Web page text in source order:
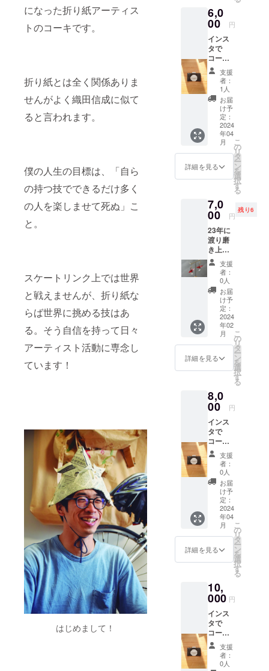
になった折り紙アーティス
トのコーキです。
折り紙とは全く関係ありま
せんがよく織田信成に似て
ると言われます。
僕の人生の目標は、「自ら
の持つ技でできるだけ多く
の人を楽しませて死ぬ」こ
と。
スケートリンク上では世界
と戦えませんが、折り紙な
らば世界に挑める技はあ
る。そう自信を持って日々
アーティスト活動に専念し
ています！
はじめまして！
す。 色
は赤、
ピン
ク、黄
色、薄
黄色、
緑、薄
緑、
青、水
色と、8
種類ご
用意し
ていま
す。備
考欄に
ご希望
の色を
い。折
り鶴の
3cm 金
具を含
めた高
さは約
5cm。
教室！
(交通費
は
別！！)
オンラ
インで
の開催
はzoom
を使用
します
ので、
zoomを
使用し
たこと
が無い
方は、
以下の
から
zoomの
動作環
境の確
認をお
願い致
しま
す。
https://
support
.zoom.u
s/hc/ja/
articles
/201362
023-
Zoom-
%E3%8
%E3%8
2%B7%
E3%82
%B9%
%86%E
3%83%
A0%E8
%A6%8
1%E4%
BB%B6
-
Window
macOS
-Linux
もし対
希望の
方は、
を宜し
くお願
いしま
す。 オ
ンライ
ン、対
面開催
は両方
とも時
6,0
00 円
インス
タで
コーキ
のスポ
ンサー
権 1か
月プラ
ン 僕の
インス
タグラ
ムのス
トー
リーは1
日150人
～300人
ほどが
ていま
す ここ
で一日
ごとに
更新さ
れるス
トー
リーに
お名前
を記載
致しま
す！ ス
ポン
サー期
間はフ
ランス
滞在初
およそ1
間。 本
名で
も、メ
ンショ
ンで
も、記
載希望
のお名
前を備
考欄か
らお送
りくだ
さい。
支援
者：
1人
お届
け予
定：
2024
年04
月
詳細を見る
こ
の
リ
タ
ー
ン
を
選
択
す
る
7,0
00 円
残り6
23年に
渡り磨
き上げ
てきた
折り紙
の美し
さを身
に着け
られる
アクセ
サリー
に。 折
り鶴イ
ヤリン
グ / ピア
ス 竹
です。
金具本
体の素
材とし
て18金
メッキ
と月長
石、高
級紙で
丁寧に
作り上
げた折
り鶴を
使用。
可愛ら
しい印
象を
た。 18
金メッ
キなの
で金属
アレル
ギーの
方にも
安心し
て着け
支援
者：
0人
お届
け予
定：
2024
年02
月
詳細を見る
こ
の
リ
タ
ー
ン
を
選
択
す
る
8,0
00 円
インス
タで
コーキ
のスポ
ンサー
権 2か
月プラ
ン 僕の
インス
タグラ
ムのス
トー
リーは1
日150人
～300人
ほどが
ていま
す ここ
で一日
ごとに
更新さ
れるス
トー
リーに
お名前
支援
者：
0人
お届
け予
定：
2024
年04
月
詳細を見る
こ
の
リ
タ
ー
ン
を
選
択
す
る
10,
000 円
インス
タで
コーキ
のスポ
ンサー
権 3か
支援
者：
0人